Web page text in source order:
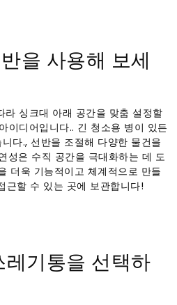
을 사용해 보세
라 싱크대 아래 공간을 맞춤 설정할
이디어입니다.. 긴 청소용 병이 있든
다., 선반을 조절해 다양한 물건을
성은 수직 공간을 극대화하는 데 도
더욱 기능적이고 체계적으로 만들
근할 수 있는 곳에 보관합니다!
기통을 선택하